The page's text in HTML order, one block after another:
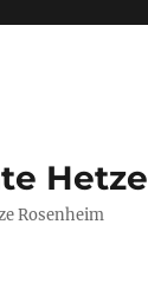
Hetze
Rosenheim